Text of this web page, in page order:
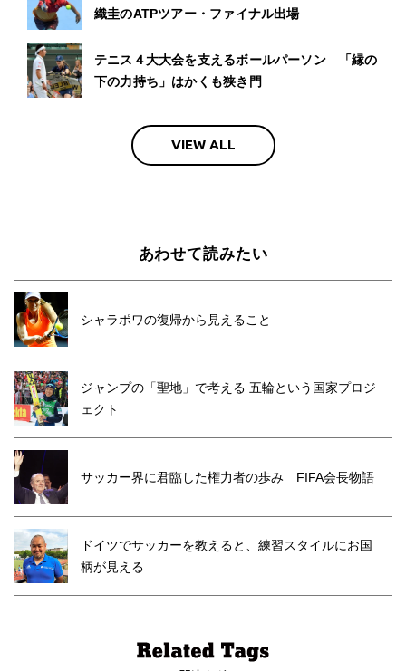
織圭のATPツアー・ファイナル出場
テニス４大大会を支えるボールパーソン 「縁の
下の力持ち」はかくも狭き門
VIEW ALL
あわせて読みたい
シャラポワの復帰から見えること
ジャンプの「聖地」で考える 五輪という国家プロジ
ェクト
サッカー界に君臨した権力者の歩み FIFA会長物語
ドイツでサッカーを教えると、練習スタイルにお国
柄が見える